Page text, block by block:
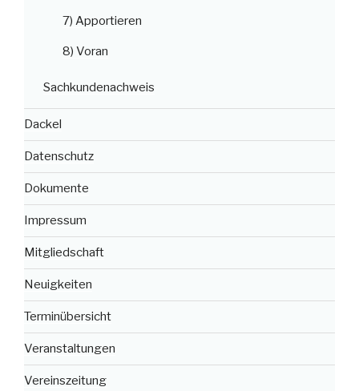
7) Apportieren
8) Voran
Sachkundenachweis
Dackel
Datenschutz
Dokumente
Impressum
Mitgliedschaft
Neuigkeiten
Terminübersicht
Veranstaltungen
Vereinszeitung